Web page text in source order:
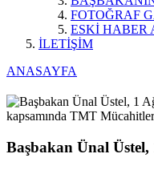
FOTOĞRAF
ESKİ HABER
İLETİŞİM
ANASAYFA
Başbakan Ünal Üstel,